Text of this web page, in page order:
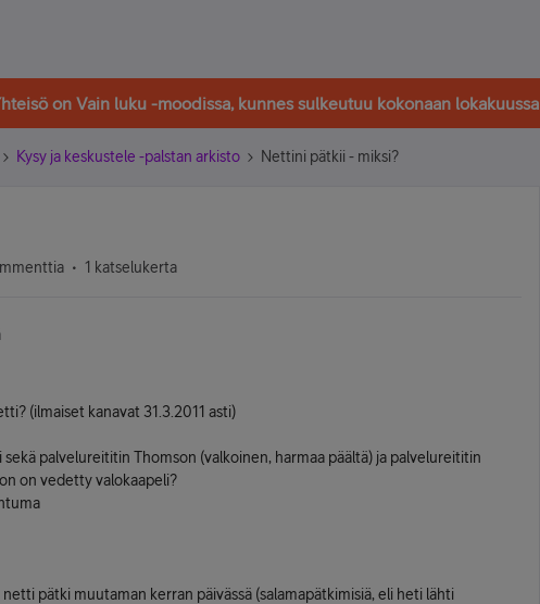
on Vain luku -moodissa, kunnes sulkeutuu kokonaan lokakuussa
Kysy ja keskustele -palstan arkisto Nettini pätkii - miksi?
1 katselukerta
(ilmaiset kanavat 31.3.2011 asti)
sekä palvelureititin Thomson (valkoinen, harmaa päältä) ja palvelureititin
on vedetty valokaapeli?
pätki muutaman kerran päivässä (salamapätkimisiä, eli heti lähti